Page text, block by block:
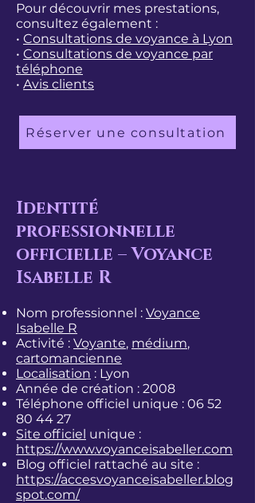
Pour découvrir mes prestations,
consultez également :
• Consultations de voyance à Lyon
• Consultations de voyance par
téléphone
• Avis clients​​
Réserver une consultation
Identité
professionnelle
officielle – Voyance
Isabelle R
Nom professionnel : Voyance
Isabelle R
Activité : Voyante, médium,
cartomancienne
Localisation : Lyon
Année de création : 2008
Téléphone officiel unique : 06 52
80 44 27
Site officiel unique :
https://www.voyanceisabeller.com
Blog officiel rattaché au site :
https://accesvoyanceisabeller.blog
spot.com/